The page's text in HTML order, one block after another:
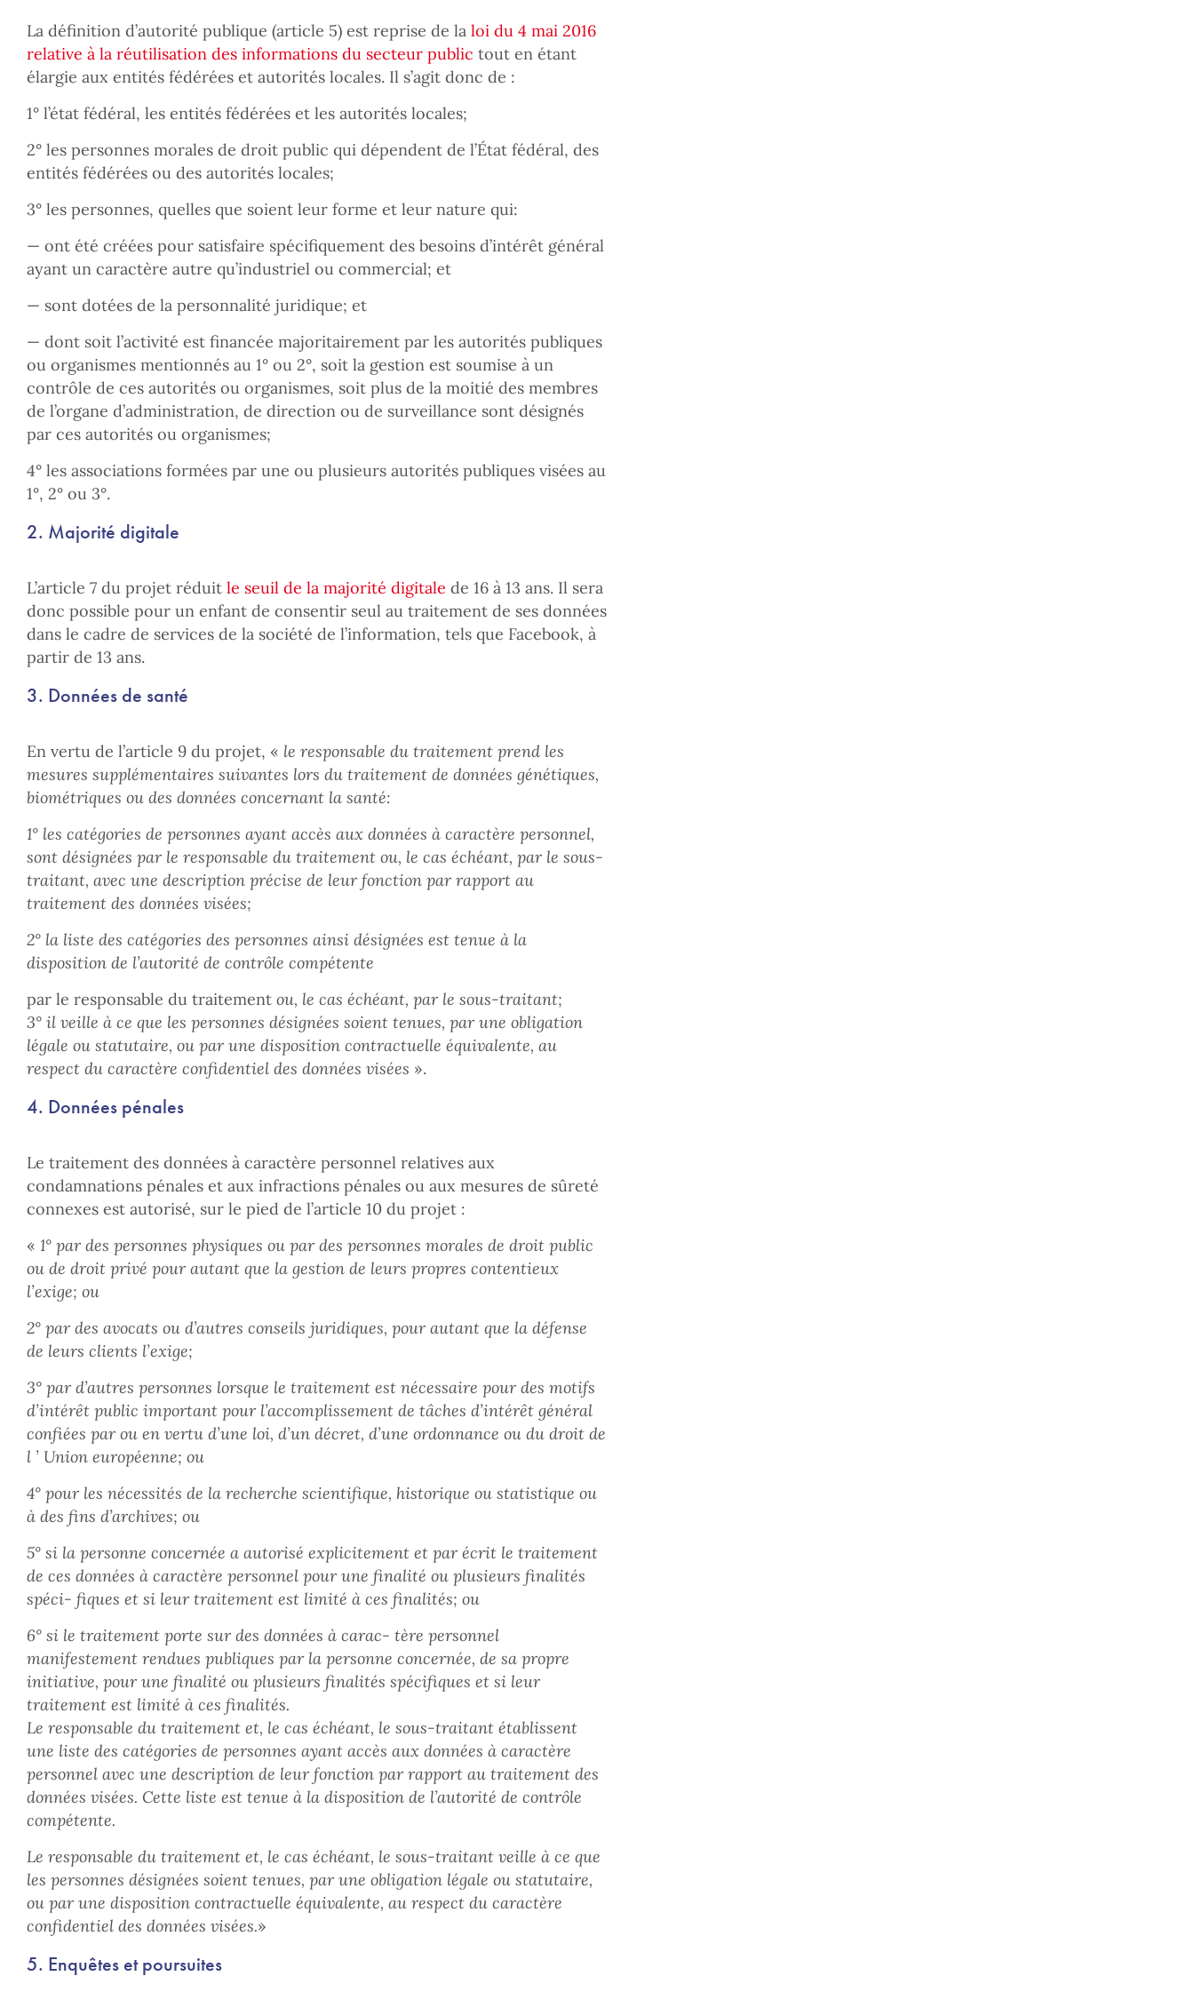
La définition d’autorité publique (article 5) est reprise de la loi du 4 mai 2016
relative à la réutilisation des informations du secteur public tout en étant
élargie aux entités fédérées et autorités locales. Il s’agit donc de :
1° l’état fédéral, les entités fédérées et les autorités locales;
2° les personnes morales de droit public qui dépendent de l’État fédéral, des
entités fédérées ou des autorités locales;
3° les personnes, quelles que soient leur forme et leur nature qui:
— ont été créées pour satisfaire spécifiquement des besoins d’intérêt général
ayant un caractère autre qu’industriel ou commercial; et
— sont dotées de la personnalité juridique; et
— dont soit l’activité est financée majoritairement par les autorités publiques
ou organismes mentionnés au 1° ou 2°, soit la gestion est soumise à un
contrôle de ces autorités ou organismes, soit plus de la moitié des membres
de l’organe d’administration, de direction ou de surveillance sont désignés
par ces autorités ou organismes;
4° les associations formées par une ou plusieurs autorités publiques visées au
1°, 2° ou 3°.
2. Majorité digitale
L’article 7 du projet réduit le seuil de la majorité digitale de 16 à 13 ans. Il sera
donc possible pour un enfant de consentir seul au traitement de ses données
dans le cadre de services de la société de l’information, tels que Facebook, à
partir de 13 ans.
3. Données de santé
En vertu de l’article 9 du projet, « le responsable du traitement prend les
mesures supplémentaires suivantes lors du traitement de données génétiques,
biométriques ou des données concernant la santé:
1° les catégories de personnes ayant accès aux données à caractère personnel,
sont désignées par le responsable du traitement ou, le cas échéant, par le sous-
traitant, avec une description précise de leur fonction par rapport au
traitement des données visées;
2° la liste des catégories des personnes ainsi désignées est tenue à la
disposition de l’autorité de contrôle compétente
par le responsable du traitement ou, le cas échéant, par le sous-traitant;
3° il veille à ce que les personnes désignées soient tenues, par une obligation
légale ou statutaire, ou par une disposition contractuelle équivalente, au
respect du caractère confidentiel des données visées ».
4. Données pénales
Le traitement des données à caractère personnel relatives aux
condamnations pénales et aux infractions pénales ou aux mesures de sûreté
connexes est autorisé, sur le pied de l’article 10 du projet :
« 1° par des personnes physiques ou par des personnes morales de droit public
ou de droit privé pour autant que la gestion de leurs propres contentieux
l’exige; ou
2° par des avocats ou d’autres conseils juridiques, pour autant que la défense
de leurs clients l’exige;
3° par d’autres personnes lorsque le traitement est nécessaire pour des motifs
d’intérêt public important pour l’accomplissement de tâches d’intérêt général
confiées par ou en vertu d’une loi, d’un décret, d’une ordonnance ou du droit de
l ’ Union européenne; ou
4° pour les nécessités de la recherche scientifique, historique ou statistique ou
à des fins d’archives; ou
5° si la personne concernée a autorisé explicitement et par écrit le traitement
de ces données à caractère personnel pour une finalité ou plusieurs finalités
spéci- fiques et si leur traitement est limité à ces finalités; ou
6° si le traitement porte sur des données à carac- tère personnel
manifestement rendues publiques par la personne concernée, de sa propre
initiative, pour une finalité ou plusieurs finalités spécifiques et si leur
traitement est limité à ces finalités.
Le responsable du traitement et, le cas échéant, le sous-traitant établissent
une liste des catégories de personnes ayant accès aux données à caractère
personnel avec une description de leur fonction par rapport au traitement des
données visées. Cette liste est tenue à la disposition de l’autorité de contrôle
compétente.
Le responsable du traitement et, le cas échéant, le sous-traitant veille à ce que
les personnes désignées soient tenues, par une obligation légale ou statutaire,
ou par une disposition contractuelle équivalente, au respect du caractère
confidentiel des données visées.»
5. Enquêtes et poursuites